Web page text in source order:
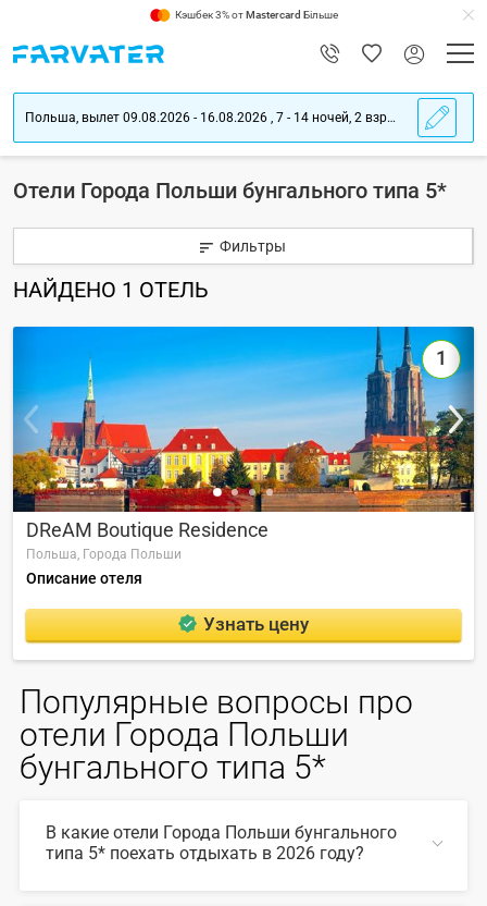
Кэшбек 3% отMastercard Більше
Польша, вылет 09.08.2026 - 16.08.2026 , 7 - 14 ночей, 2 взрослых
Отели Города Польши бунгального типа 5*
Фильтры
НАЙДЕНО 1 ОТЕЛЬ
1
DReAM Boutique Residence
Польша, Города Польши
Описание отеля
Узнать цену
Популярные вопросы про
отели Города Польши
бунгального типа 5*
В какие отели Города Польши бунгального
типа 5* поехать отдыхать в 2026 году?